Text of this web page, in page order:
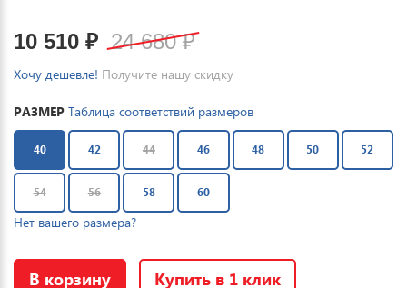
10 510 ₽ 24 680₽
Хочу дешевле! Получите нашу скидку
РАЗМЕР Таблица соответствий размеров
40 42 44 46 48 50 52
54 56 58 60
Нет вашего размера?
В корзину Купить в 1 клик